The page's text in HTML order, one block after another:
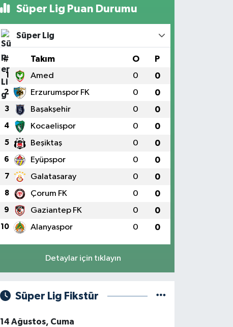
Süper Lig Puan Durumu
Süper Lig
# Takım O P
1 Amed 0 0
2 Erzurumspor FK 0 0
3 Başakşehir 0 0
4 Kocaelispor 0 0
5 Beşiktaş 0 0
6 Eyüpspor 0 0
7 Galatasaray 0 0
8 Çorum FK 0 0
9 Gaziantep FK 0 0
10 Alanyaspor 0 0
Detaylar için tıklayın
Süper Lig Fikstür
14 Ağustos, Cuma